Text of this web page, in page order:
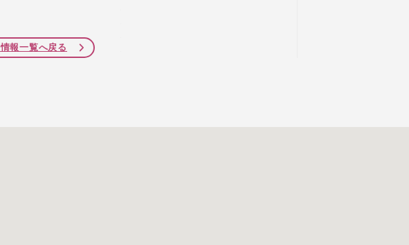
報一覧へ戻る